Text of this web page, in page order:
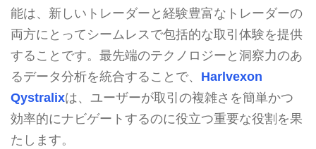
能は、新しいトレーダーと経験豊富なトレーダーの
両方にとってシームレスで包括的な取引体験を提供
することです。最先端のテクノロジーと洞察力のあ
るデータ分析を統合することで、 Harlvexon
Qystralixは、ユーザーが取引の複雑さを簡単かつ
効率的にナビゲートするのに役立つ重要な役割を果
たします。